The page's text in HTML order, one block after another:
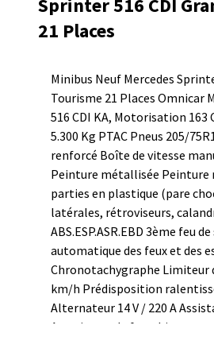
Sprinter 516 CDI
21 Places
Minibus Neuf Mercedes
Tourisme 21 Places Omnicar
516 CDI KA, Motorisation 163
5.300 Kg PTAC Pneus 205/
renforcé Boîte de vitesse
Peinture métallisée Peinture
parties en plastique (pare
latérales, rétroviseurs,
ABS.ESP.ASR.EBD 3ème feu
automatique des feux et des
Chronotachygraphe Limiteur
km/h Prédisposition
Alternateur 14 V / 220 A
Avertisseur de franchissement